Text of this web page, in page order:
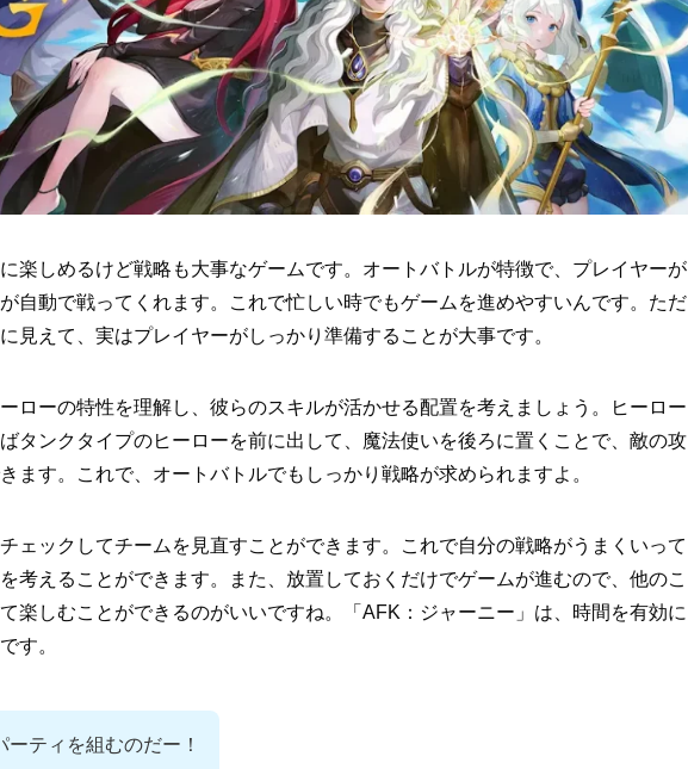
楽しめるけど戦略も大事なゲームです。オートバトルが特徴で、プレイヤーが
自動で戦ってくれます。これで忙しい時でもゲームを進めやすいんです。ただ
見えて、実はプレイヤーがしっかり準備することが大事です。
ローの特性を理解し、彼らのスキルが活かせる配置を考えましょう。ヒーロー
タンクタイプのヒーローを前に出して、魔法使いを後ろに置くことで、敵の攻
ます。これで、オートバトルでもしっかり戦略が求められますよ。
ェックしてチームを見直すことができます。これで自分の戦略がうまくいって
考えることができます。また、放置しておくだけでゲームが進むので、他のこ
楽しむことができるのがいいですね。「AFK：ジャーニー」は、時間を有効に
す。
ティを組むのだー！